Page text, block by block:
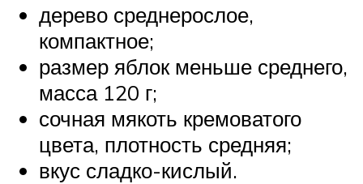
дерево среднерослое,
компактное;
размер яблок меньше среднего,
масса 120 г;
сочная мякоть кремоватого
цвета, плотность средняя;
вкус сладко-кислый.